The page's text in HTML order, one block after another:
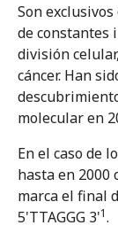
Tema 4
Factores
equilibrio
Aspectos
Factores de
Tema 5
Son
de constantes
división
cáncer. Han
molecular en
En el caso de
hasta en 2000
marca el final
5'TTAGGG 3'1.